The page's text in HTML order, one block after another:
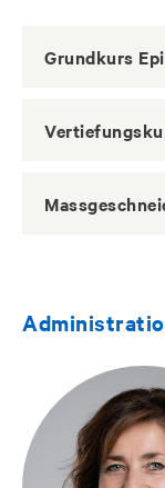
Grundkurs